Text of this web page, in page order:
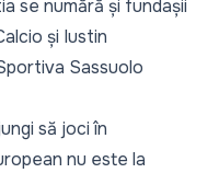
se numără și fundașii
și Iustin
Sassuolo
să joci în
nu este la